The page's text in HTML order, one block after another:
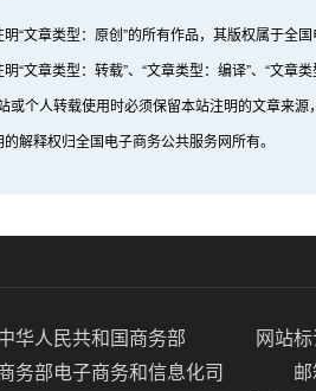
“文章类型：原创”的所有作品，其版权属于全
“文章类型：转载”、“文章类型：编译”、“文
或个人转载使用时必须保留本站注明的文章来源
解释权归全国电子商务公共服务网所有。
华人民共和国商务部
网站
务部电子商务和信息化司